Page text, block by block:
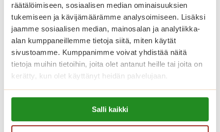
räätälöimiseen, sosiaalisen median ominaisuuksien
tukemiseen ja kävijämäärämme analysoimiseen. Lisäksi
jaamme sosiaalisen median, mainosalan ja analytiikka-
alan kumppaneillemme tietoja siitä, miten käytät
sivustoamme. Kumppanimme voivat yhdistää näitä
tietoja muihin tietoihin, joita olet antanut heille tai joita on
kerätty, kun olet käyttänyt heidän palvelujaan.
Lue lisää evästeistä:
https://sagacare.fi/evasteet/
Salli kaikki
senioriasunnoissa on ilmava
pohjaratkaisu, nykyaikainen keittiö,
esteetön kylpyhuone ja turvapuhelin.
Viihtyisissä yhteistiloissa ovat upeat
talvipuutarhat, ravintoloita, kirjasto,
saunaosasto sisä- ja ulkoaltaineen.
Saga-palvelutalon asunnoissa asut
turvallisesti ja saat apua aina, kun sitä
tarvitset.